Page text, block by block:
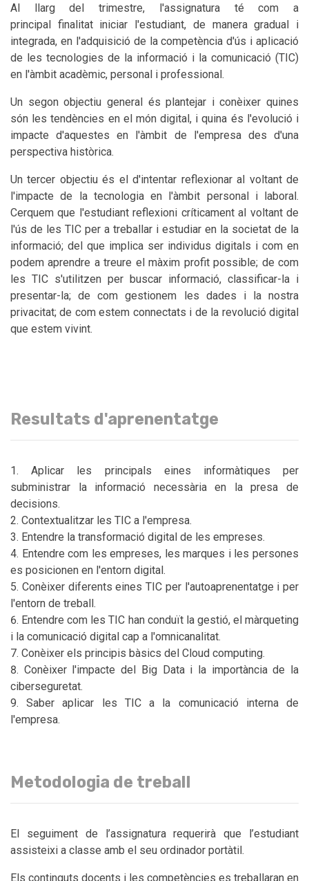
Al llarg del trimestre, l'assignatura té com a
principal finalitat iniciar l'estudiant, de manera gradual i
integrada, en l'adquisició de la competència d'ús i aplicació
de les tecnologies de la informació i la comunicació (TIC)
en l'àmbit acadèmic, personal i professional.
Un segon objectiu general és plantejar i conèixer quines
són les tendències en el món digital, i quina és l'evolució i
impacte d'aquestes en l'àmbit de l'empresa des d'una
perspectiva històrica.
Un tercer objectiu és el d'intentar reflexionar al voltant de
l'impacte de la tecnologia en l'àmbit personal i laboral.
Cerquem que l'estudiant reflexioni críticament al voltant de
l'ús de les TIC per a treballar i estudiar en la societat de la
informació; del que implica ser individus digitals i com en
podem aprendre a treure el màxim profit possible; de com
les TIC s'utilitzen per buscar informació, classificar-la i
presentar-la; de com gestionem les dades i la nostra
privacitat; de com estem connectats i de la revolució digital
que estem vivint.
Resultats d'aprenentatge
Aplicar les principals eines informàtiques per
subministrar la informació necessària en la presa de
decisions.
Contextualitzar les TIC a l'empresa.
Entendre la transformació digital de les empreses.
Entendre com les empreses, les marques i les persones
es posicionen en l'entorn digital.
Conèixer diferents eines TIC per l'autoaprenentatge i per
l'entorn de treball.
Entendre com les TIC han conduït la gestió, el màrqueting
i la comunicació digital cap a l'omnicanalitat.
Conèixer els principis bàsics del Cloud computing.
Conèixer l'impacte del Big Data i la importància de la
ciberseguretat.
Saber aplicar les TIC a la comunicació interna de
l'empresa.
Metodologia de treball
El seguiment de l’assignatura requerirà que l’estudiant
assisteixi a classe amb el seu ordinador portàtil.
Els continguts docents i les competències es treballaran en